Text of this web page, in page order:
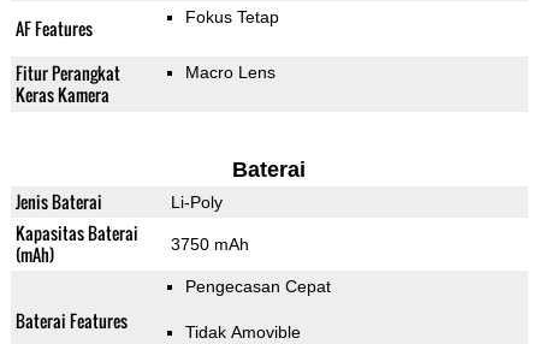
AF Features Fokus Tetap
Fitur Perangkat
Keras Kamera
Macro Lens
Baterai
Jenis Baterai Li-Poly
Kapasitas Baterai
(mAh)
3750 mAh
Baterai Features
Pengecasan Cepat
Tidak Amovible